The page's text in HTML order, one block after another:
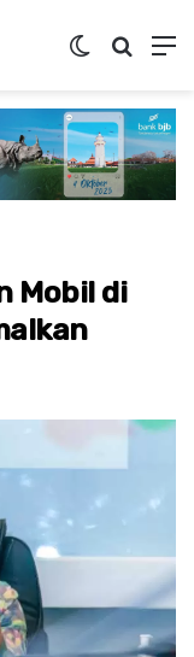
Switch skin
Mobil di